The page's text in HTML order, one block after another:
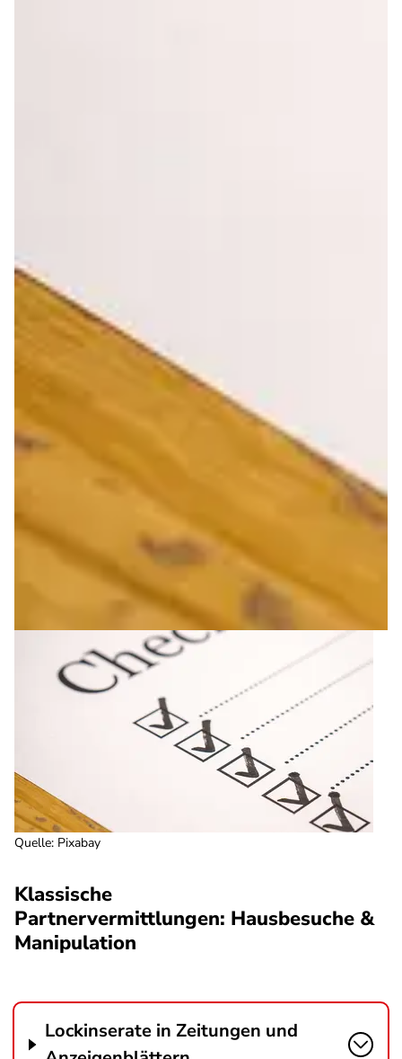
Quelle: Pixabay
Klassische
Partnervermittlungen: Hausbesuche &
Manipulation
Lockinserate in Zeitungen und